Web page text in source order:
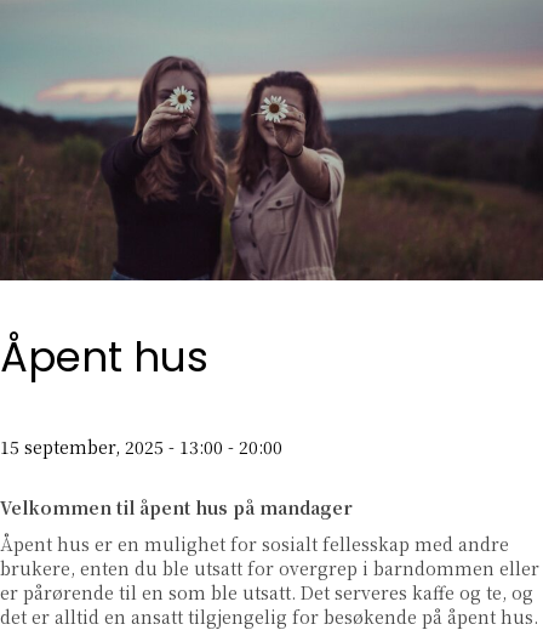
Åpent hus
15 september, 2025 - 13:00 - 20:00
Velkommen til åpent hus på mandager
Åpent hus er en mulighet for sosialt fellesskap med andre
brukere, enten du ble utsatt for overgrep i barndommen eller
er pårørende til en som ble utsatt. Det serveres kaffe og te, og
det er alltid en ansatt tilgjengelig for besøkende på åpent hus.